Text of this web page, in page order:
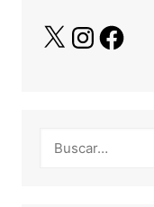
X InstagramFacebook